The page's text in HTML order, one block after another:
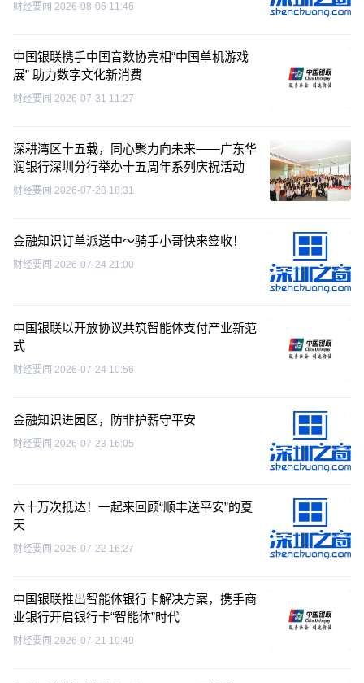
财经要闻 2026-08-06 11:46
中国银联携手中国音数协亮相“中国单机游戏
展” 助力数字文化新消费
财经要闻 2026-07-31 11:27
深耕湾区十五载，同心聚力向未来——广东华
润银行深圳分行举办十五周年系列庆祝活动
财经要闻 2026-07-28 18:31
金融知识订单派送中～骑手小哥快来签收！
财经要闻 2026-07-24 21:00
中国银联以开放协议共筑智能体支付产业新范
式
财经要闻 2026-07-24 10:56
金融知识进园区，防非护薪守平安
财经要闻 2026-07-23 16:05
六十万次抵达！一起来回顾“顺丰送平安”的夏
天
财经要闻 2026-07-22 16:27
中国银联推出智能体银行卡解决方案，携手商
业银行开启银行卡“智能体”时代
财经要闻 2026-07-21 10:49